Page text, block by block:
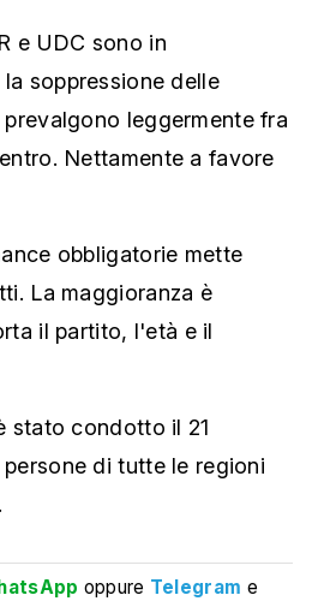
e UDC sono in
soppressione delle
leggermente fra
Nettamente a favore
obbligatorie mette
La maggioranza è
il partito, l'età e il
stato condotto il 21
di tutte le regioni
oppure Telegram e